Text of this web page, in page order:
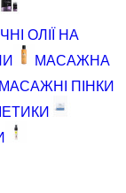
ОЛІЇ НА
МАСАЖНА
МАСАЖНІ ПІНКИ